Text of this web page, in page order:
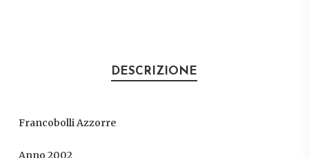
DESCRIZIONE
Francobolli Azzorre
Anno 2002